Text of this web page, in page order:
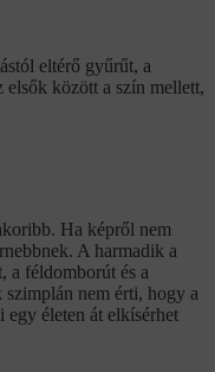
eltérő gyűrűt, a
között a szín mellett,
Ha képről nem
A harmadik a
a féldomborút és a
nem érti, hogy a
életen át elkísérhet